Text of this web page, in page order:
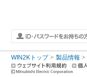
WIN2Kトップ 製品情報